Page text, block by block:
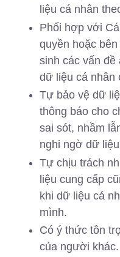
liệu cá nhân
Phối hợp với
quyền hoặc
sinh các vấn
dữ liệu cá nhân
Tự bảo vệ dữ
thông báo cho
sai sót, nhầm
nghi ngờ dữ
Tự chịu trách
liệu cung cấp
khi dữ liệu cá
mình.
Có ý thức tôn
của người khác.